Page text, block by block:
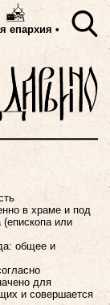
епархия •
в храме и под
или
общее и
для
и совершается